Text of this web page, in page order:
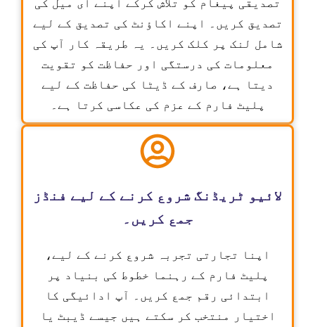
تصدیق کریں۔ اپنے اکاؤنٹ کی تصدیق کے لیے
شامل لنک پر کلک کریں۔ یہ طریقہ کار آپ کی
معلومات کی درستگی اور حفاظت کو تقویت
دیتا ہے، صارف کے ڈیٹا کی حفاظت کے لیے
پلیٹ فارم کے عزم کی عکاسی کرتا ہے۔
لائیو ٹریڈنگ شروع کرنے کے لیے فنڈز
جمع کریں۔
اپنا تجارتی تجربہ شروع کرنے کے لیے،
پلیٹ فارم کے رہنما خطوط کی بنیاد پر
ابتدائی رقم جمع کریں۔ آپ ادائیگی کا
اختیار منتخب کر سکتے ہیں جیسے ڈیبٹ یا